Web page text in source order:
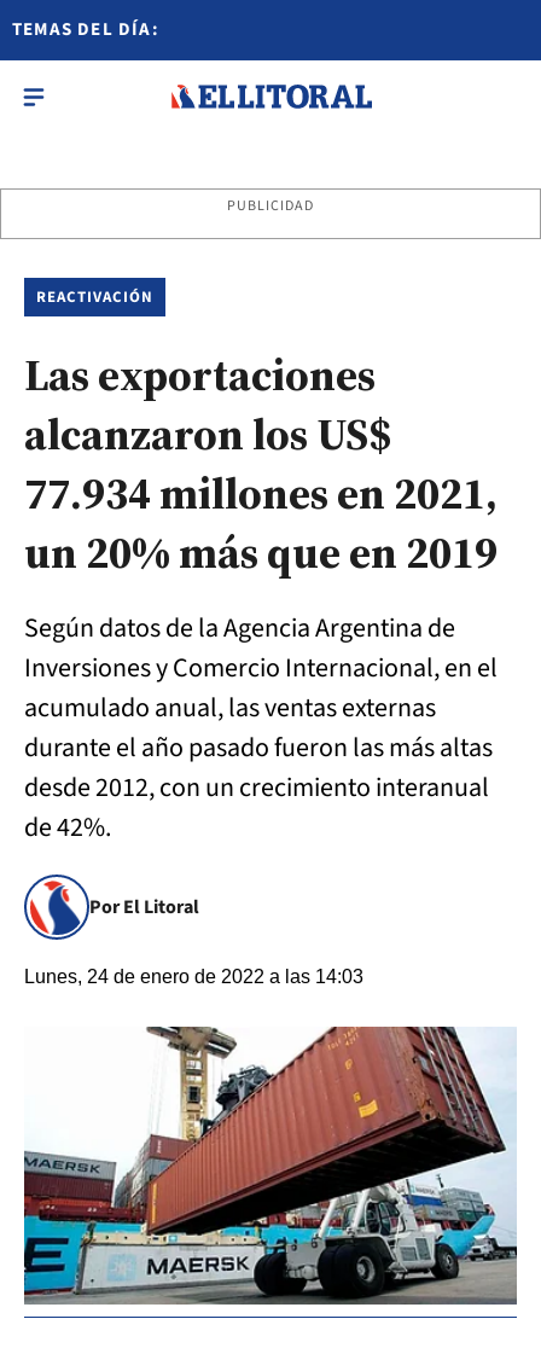
TEMAS DEL DÍA:
PUBLICIDAD
REACTIVACIÓN
Las exportaciones
alcanzaron los US$
77.934 millones en 2021,
un 20% más que en 2019
Según datos de la Agencia Argentina de
Inversiones y Comercio Internacional, en el
acumulado anual, las ventas externas
durante el año pasado fueron las más altas
desde 2012, con un crecimiento interanual
de 42%.
Por El Litoral
Lunes, 24 de enero de 2022 a las 14:03